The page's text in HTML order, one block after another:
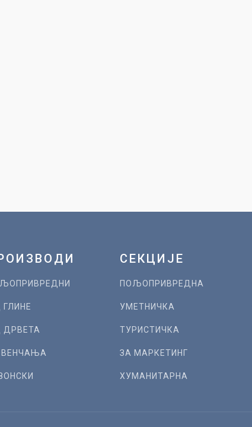
ДРВЕТА
ВЕНЧАЊА
СЕКЦИЈЕ
ПОЉОПРИВРЕДНА
УМЕТНИЧКА
ТУРИСТИЧКА
ЗА МАРКЕТИНГ
ХУМАНИТАРНА